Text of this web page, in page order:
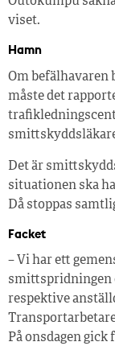
viset.
Hamn
Om befälhavaren
måste det
Det är
situationen ska
Då stoppas
Facket
– Vi har ett
smittspridningen
respektive
På onsdagen gick